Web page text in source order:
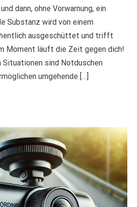
dann, ohne Vorwarnung, ein
Substanz wird von einem
ausgeschüttet und trifft
Moment läuft die Zeit gegen dich!
Situationen sind Notduschen
umgehende […]